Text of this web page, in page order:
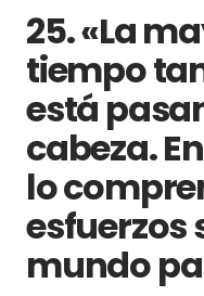
25. «La
tiempo
está
cabeza.
lo
esfuerzos
mundo